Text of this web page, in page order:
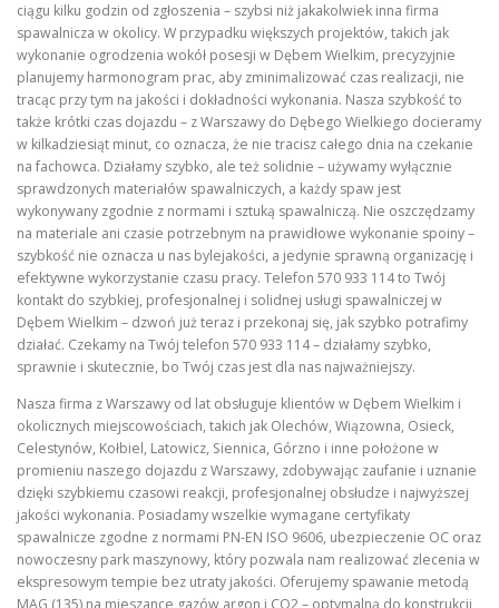
ciągu kilku godzin od zgłoszenia – szybsi niż jakakolwiek inna firma
spawalnicza w okolicy. W przypadku większych projektów, takich jak
wykonanie ogrodzenia wokół posesji w Dębem Wielkim, precyzyjnie
planujemy harmonogram prac, aby zminimalizować czas realizacji, nie
tracąc przy tym na jakości i dokładności wykonania. Nasza szybkość to
także krótki czas dojazdu – z Warszawy do Dębego Wielkiego docieramy
w kilkadziesiąt minut, co oznacza, że nie tracisz całego dnia na czekanie
na fachowca. Działamy szybko, ale też solidnie – używamy wyłącznie
sprawdzonych materiałów spawalniczych, a każdy spaw jest
wykonywany zgodnie z normami i sztuką spawalniczą. Nie oszczędzamy
na materiale ani czasie potrzebnym na prawidłowe wykonanie spoiny –
szybkość nie oznacza u nas bylejakości, a jedynie sprawną organizację i
efektywne wykorzystanie czasu pracy. Telefon 570 933 114 to Twój
kontakt do szybkiej, profesjonalnej i solidnej usługi spawalniczej w
Dębem Wielkim – dzwoń już teraz i przekonaj się, jak szybko potrafimy
działać. Czekamy na Twój telefon 570 933 114 – działamy szybko,
sprawnie i skutecznie, bo Twój czas jest dla nas najważniejszy.
Nasza firma z Warszawy od lat obsługuje klientów w Dębem Wielkim i
okolicznych miejscowościach, takich jak Olechów, Wiązowna, Osieck,
Celestynów, Kołbiel, Latowicz, Siennica, Górzno i inne położone w
promieniu naszego dojazdu z Warszawy, zdobywając zaufanie i uznanie
dzięki szybkiemu czasowi reakcji, profesjonalnej obsłudze i najwyższej
jakości wykonania. Posiadamy wszelkie wymagane certyfikaty
spawalnicze zgodne z normami PN-EN ISO 9606, ubezpieczenie OC oraz
nowoczesny park maszynowy, który pozwala nam realizować zlecenia w
ekspresowym tempie bez utraty jakości. Oferujemy spawanie metodą